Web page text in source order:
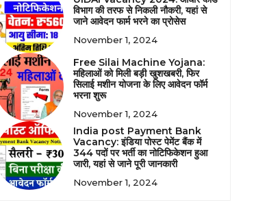
विभाग की तरफ से निकली नौकरी, यहां से
जाने आवेदन फार्म भरने का प्रोसेस
November 1, 2024
Free Silai Machine Yojana:
महिलाओं को मिली बड़ी खुशखबरी, फिर
सिलाई मशीन योजना के लिए आवेदन फॉर्म
भरना शुरू
November 1, 2024
India post Payment Bank
Vacancy: इंडिया पोस्ट पेमेंट बैंक में
344 पदों पर भर्ती का नोटिफिकेशन हुआ
जारी, यहां से जाने पूरी जानकारी
November 1, 2024